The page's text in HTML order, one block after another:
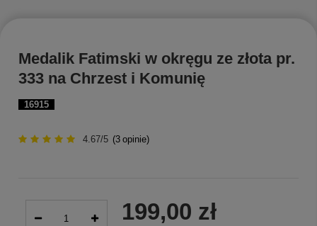
16915
Medalik Fatimski w okręgu ze złota pr.
333 na Chrzest i Komunię
4.67/5 (3 opinie)
199,00 zł